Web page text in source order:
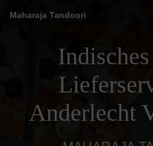
Maharaja Tandoori
Anderlecht